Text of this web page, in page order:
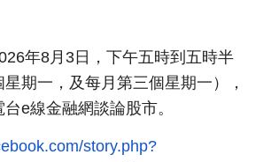
年8月3日，下午五時到五時半
期一，及每月第三個星期一），
e線金融網談論股市。
story.php?